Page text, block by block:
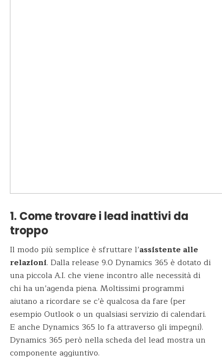
1. Come trovare i lead inattivi da
troppo
Il modo più semplice è sfruttare l’assistente alle
relazioni. Dalla release 9.0 Dynamics 365 è dotato di
una piccola A.I. che viene incontro alle necessità di
chi ha un’agenda piena. Moltissimi programmi
aiutano a ricordare se c’è qualcosa da fare (per
esempio Outlook o un qualsiasi servizio di calendari.
E anche Dynamics 365 lo fa attraverso gli impegni).
Dynamics 365 però nella scheda del lead mostra un
componente aggiuntivo.